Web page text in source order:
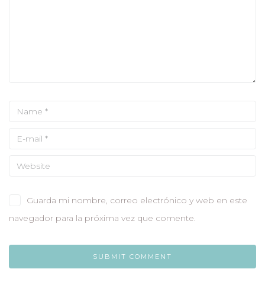
Guarda mi nombre, correo electrónico y web en este
navegador para la próxima vez que comente.